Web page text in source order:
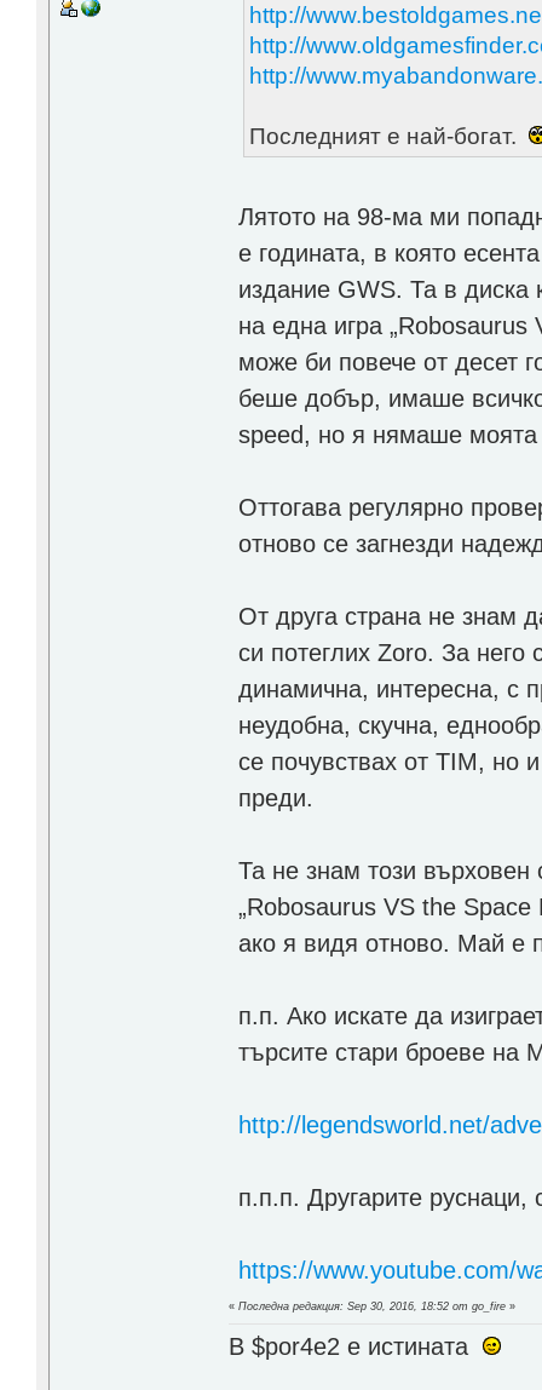
http://
http://
http://
Последният е най-богат.
Лятото на 98-ма ми
е годината, в която
издание GWS. Та в
на една игра
може би повече от десет
беше добър, имаше
speed, но я нямаше моята
Оттогава регулярно
отново се загнезди
От друга страна не знам
си потеглих Zoro. За
динамична, интересна, с
неудобна, скучна,
се почувствах от TIM, но
преди.
Та не знам този
„Robosaurus VS the
ако я видя отново. Май е
п.п. Ако искате да
търсите стари броеве на
http://legendsworld.net/
п.п.п. Другарите
https://www.youtube.com/
«Последна редакция: Sep 30, 2016, 18:52 от go_fire »
В $por4e2 e истината